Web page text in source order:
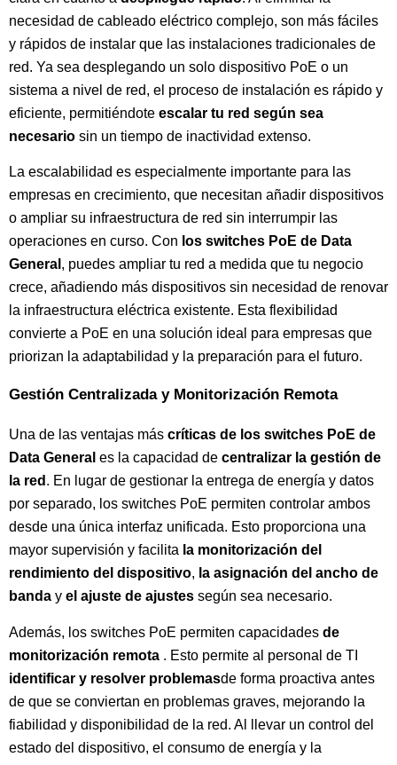
necesidad de cableado eléctrico complejo, son más fáciles
y rápidos de instalar que las instalaciones tradicionales de
red. Ya sea desplegando un solo dispositivo PoE o un
sistema a nivel de red, el proceso de instalación es rápido y
eficiente, permitiéndote escalar tu red según sea
necesario sin un tiempo de inactividad extenso.
La escalabilidad es especialmente importante para las
empresas en crecimiento, que necesitan añadir dispositivos
o ampliar su infraestructura de red sin interrumpir las
operaciones en curso. Con los switches PoE de Data
General , puedes ampliar tu red a medida que tu negocio
crece, añadiendo más dispositivos sin necesidad de renovar
la infraestructura eléctrica existente. Esta flexibilidad
convierte a PoE en una solución ideal para empresas que
priorizan la adaptabilidad y la preparación para el futuro.
Gestión Centralizada y Monitorización Remota
Una de las ventajas más críticas de los switches PoE de
Data General es la capacidad de centralizar la gestión de
la red . En lugar de gestionar la entrega de energía y datos
por separado, los switches PoE permiten controlar ambos
desde una única interfaz unificada. Esto proporciona una
mayor supervisión y facilita la monitorización del
rendimiento del dispositivo, la asignación del ancho de
banda y el ajuste de ajustes según sea necesario.
Además, los switches PoE permiten capacidades de
monitorización remota . Esto permite al personal de TI
identificar y resolver problemasde forma proactiva antes
de que se conviertan en problemas graves, mejorando la
fiabilidad y disponibilidad de la red. Al llevar un control del
estado del dispositivo, el consumo de energía y la